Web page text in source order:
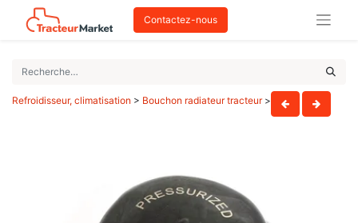
Contactez-nous
Refroidisseur, climatisation > Bouchon radiateur tracteur>